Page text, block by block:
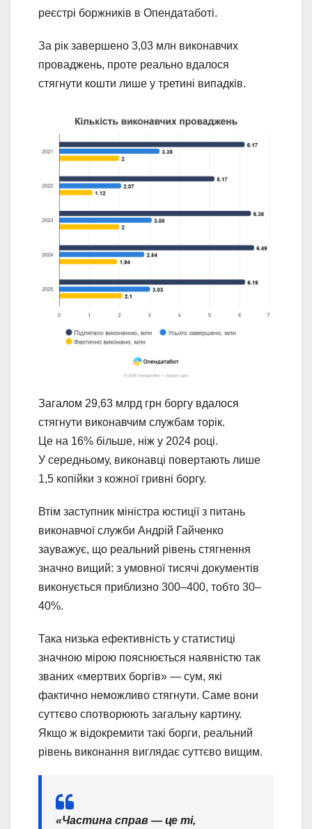
реєстрі боржників в Опендатаботі.
За рік завершено 3,03 млн виконавчих
проваджень, проте реально вдалося
стягнути кошти лише у третині випадків.
Загалом 29,63 млрд грн боргу вдалося
стягнути виконавчим службам торік.
Це на 16% більше, ніж у 2024 році.
У середньому, виконавці повертають лише
1,5 копійки з кожної гривні боргу.
Втім заступник міністра юстиції з питань
виконавчої служби Андрій Гайченко
зауважує, що реальний рівень стягнення
значно вищий: з умовної тисячі документів
виконується приблизно 300–400, тобто 30–
40%.
Така низька ефективність у статистиці
значною мірою пояснюється наявністю так
званих «мертвих боргів» — сум, які
фактично неможливо стягнути. Саме вони
суттєво спотворюють загальну картину.
Якщо ж відокремити такі борги, реальний
рівень виконання виглядає суттєво вищим.
«Частина справ — це ті,